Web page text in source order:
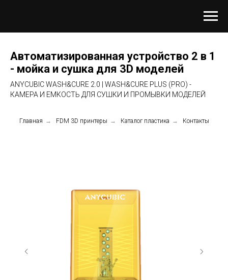
Автоматизированная устройство 2 в 1
- мойка и сушка для 3D моделей
ANYCUBIC WASH&CURE 2.0 | WASH&CURE PLUS (PRO) -
КАМЕРА И ЕМКОСТЬ ДЛЯ СУШКИ И ПРОМЫВКИ МОДЕЛЕЙ
Главная → FDM 3D принтеры → Каталог пластика → Контакты